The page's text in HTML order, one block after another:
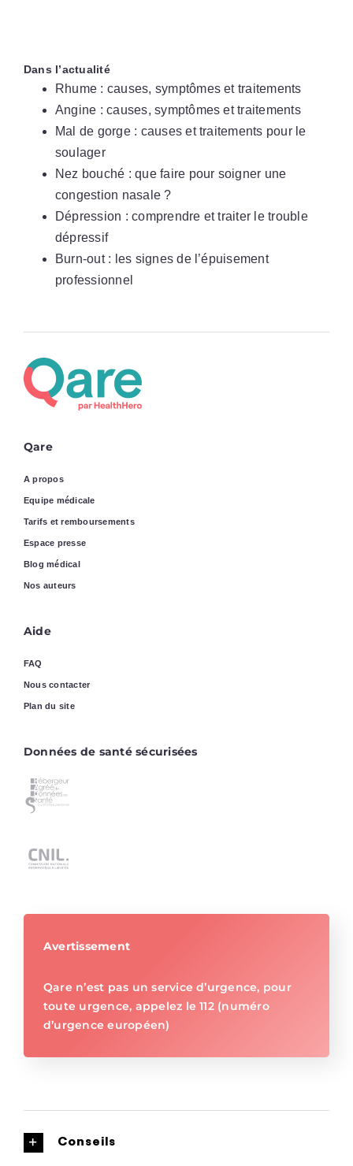
Dans l’actualité
Rhume : causes, symptômes et traitements
Angine : causes, symptômes et traitements
Mal de gorge : causes et traitements pour le
soulager
Nez bouché : que faire pour soigner une
congestion nasale ?
Dépression : comprendre et traiter le trouble
dépressif
Burn-out : les signes de l’épuisement
professionnel
Qare
A propos
Equipe médicale
Tarifs et remboursements
Espace presse
Blog médical
Nos auteurs
Aide
FAQ
Nous contacter
Plan du site
Données de santé sécurisées
Avertissement
Qare n’est pas un service d’urgence, pour
toute urgence, appelez le 112 (numéro
d’urgence européen)
Conseils